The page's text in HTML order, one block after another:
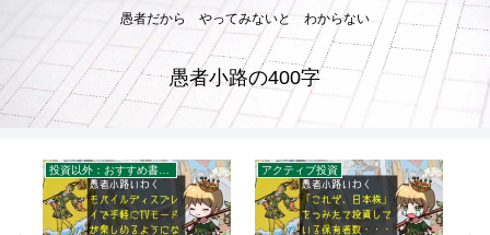
愚者だから やってみないと わからない
愚者小路の400字
アクティブ投資